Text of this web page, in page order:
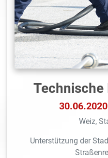
Weiz,
Unterstützung der